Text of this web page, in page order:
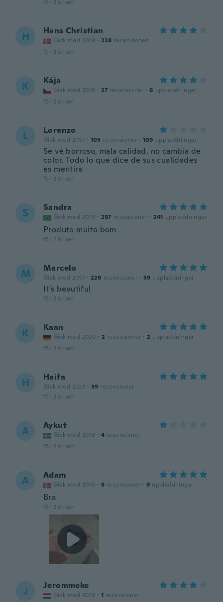
för 2 år sen
H Hans Christian
Gick med 2019 · 228 recensioner
för 2 år sen
K Kája
Gick med 2018 · 27 recensioner · 6 uppladdningar
för 2 år sen
L Lorenzo
Gick med 2017 · 105 recensioner · 109 uppladdningar
Se vé borroso, mala calidad, no cambia de
color. Todo lo que dice de sus cualidades
es mentira
för 2 år sen
S Sandra
Gick med 2019 · 297 recensioner · 241 uppladdningar
Produto muito bom
för 2 år sen
M Marcelo
Gick med 2017 · 228 recensioner · 59 uppladdningar
It’s beautiful
för 2 år sen
K Kaan
Gick med 2020 · 2 recensioner · 2 uppladdningar
för 2 år sen
H Haifa
Gick med 2023 · 39 recensioner
för 2 år sen
A Aykut
Gick med 2018 · 4 recensioner
för 2 år sen
A Adam
Gick med 2015 · 8 recensioner · 9 uppladdningar
Bra
för 2 år sen
J Jerommeke
Gick med 2019 · 1 recensioner